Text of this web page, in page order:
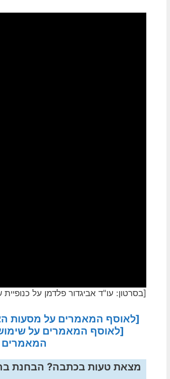
[בסרטון: עו"ד אביגדור פלדמן על כנופיית
[לאוסף המאמרים על מסעות
[לאוסף המאמרים על
המאמרים
מצאת טעות בכתבה? הבחנת